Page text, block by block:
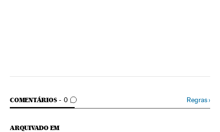
COMENTÁRIOS 0
COMENTÁRIOS Regras›
ARQUIVADO EM